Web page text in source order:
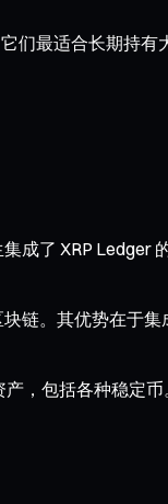
最适合长期持有
成了 XRP Ledger
链。其优势在于
，包括各种稳定